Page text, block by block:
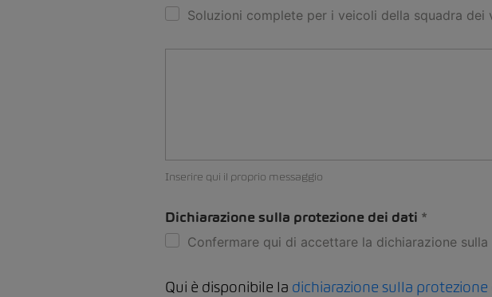
Soluzioni complete per i veicoli della squadra dei
Inserire qui il proprio messaggio
Dichiarazione sulla protezione dei dati
Confermare qui di accettare la dichiarazione
Qui è disponibile la dichiarazione sulla protezione